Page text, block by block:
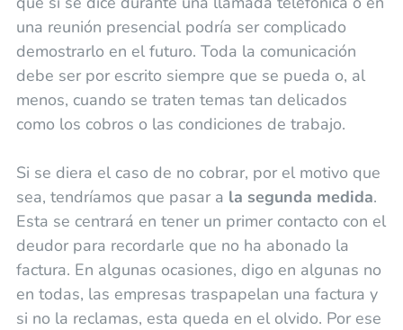
una reunión presencial podría ser complicado
demostrarlo en el futuro. Toda la comunicación
debe ser por escrito siempre que se pueda o, al
menos, cuando se traten temas tan delicados
como los cobros o las condiciones de trabajo.
Si se diera el caso de no cobrar, por el motivo que
sea, tendríamos que pasar a la segunda medida.
Esta se centrará en tener un primer contacto con el
deudor para recordarle que no ha abonado la
factura. En algunas ocasiones, digo en algunas no
en todas, las empresas traspapelan una factura y
si no la reclamas, esta queda en el olvido. Por ese